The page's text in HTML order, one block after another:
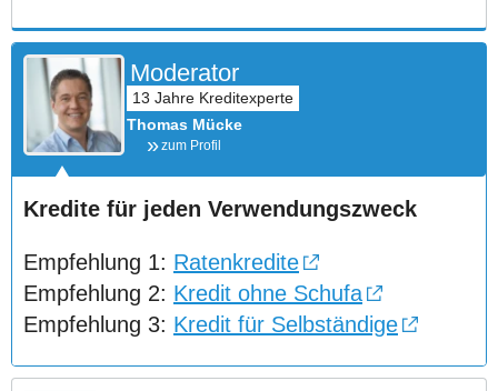
Moderator
Thomas Mücke
zum Profil
Kredite für jeden Verwendungszweck
Empfehlung 1: Ratenkredite
Empfehlung 2: Kredit ohne Schufa
Empfehlung 3: Kredit für Selbständige